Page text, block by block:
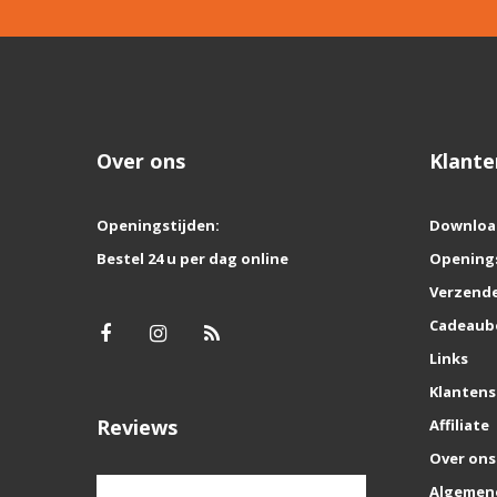
Over ons
Openingstijden:
Bestel 24 u per dag online
Reviews
Links
Affiliate
Over ons